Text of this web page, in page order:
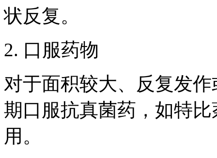
状反复。
2. 口服药物
对于面积较大、反复发
期口服抗真菌药，如特
用。